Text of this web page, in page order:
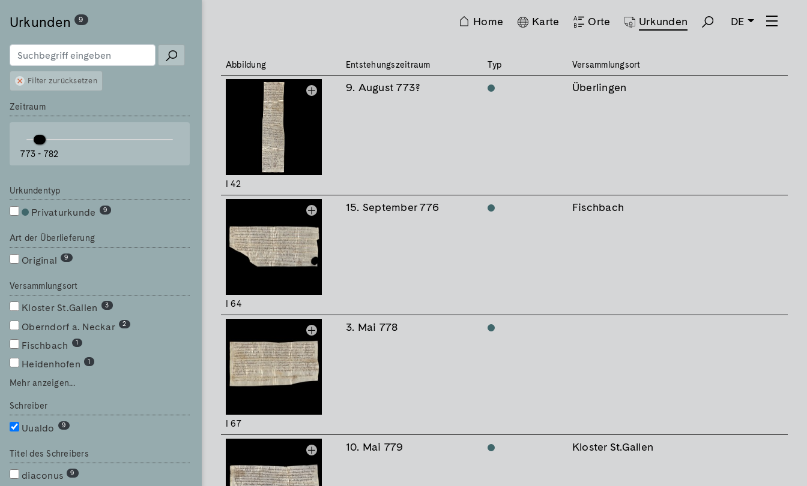
Home Karte Orte Urkunden DE
Urkunden 9
Filter zurücksetzen
Zeitraum
773 - 782
Urkundentyp
Privaturkunde 9
Art der Überlieferung
Original 9
Versammlungsort
Kloster St.Gallen 3
Oberndorf a. Neckar 2
Fischbach 1
Heidenhofen 1
Mehr anzeigen...
Schreiber
Uualdo 9
Titel des Schreibers
diaconus 9
Abbildung Entstehungszeitraum Typ Versammlungsort
I 42
9. August 773? Überlingen
I 64
15. September 776 Fischbach
I 67
3. Mai 778
10. Mai 779 Kloster St.Gallen